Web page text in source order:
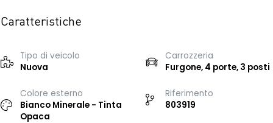
Caratteristiche
Tipo di veicolo
Nuova
Carrozzeria
Furgone, 4 porte, 3 posti
Colore esterno
Bianco Minerale - Tinta
Opaca
Riferimento
803919